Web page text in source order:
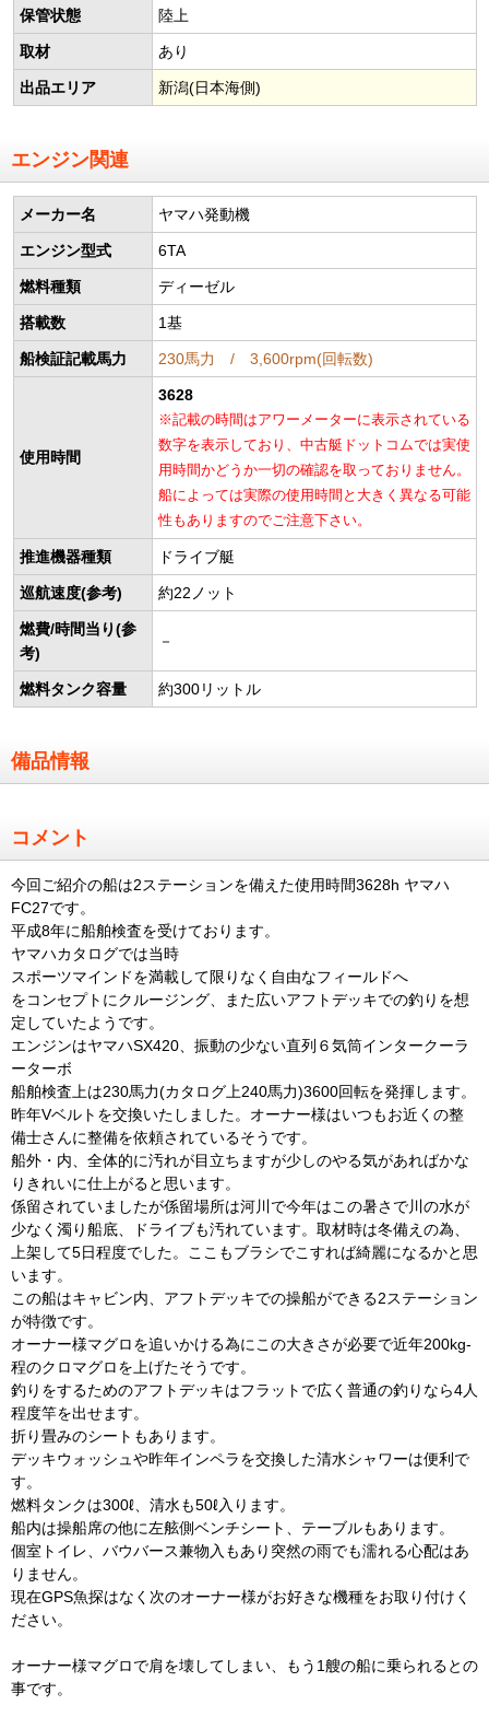
保管状態 陸上
取材 あり
出品エリア 新潟(日本海側)
エンジン関連
メーカー名 ヤマハ発動機
エンジン型式 6TA
燃料種類 ディーゼル
搭載数 1基
船検証記載馬力 230馬力 / 3,600rpm(回転数)
使用時間
3628
※記載の時間はアワーメーターに表示されている
数字を表示しており、中古艇ドットコムでは実使
用時間かどうか一切の確認を取っておりません。
船によっては実際の使用時間と大きく異なる可能
性もありますのでご注意下さい。
推進機器種類 ドライブ艇
巡航速度(参考) 約22ノット
燃費/時間当り(参
考)
－
燃料タンク容量 約300リットル
備品情報
コメント
今回ご紹介の船は2ステーションを備えた使用時間3628h ヤマハ
FC27です。
平成8年に船舶検査を受けております。
ヤマハカタログでは当時
スポーツマインドを満載して限りなく自由なフィールドへ
をコンセプトにクルージング、また広いアフトデッキでの釣りを想
定していたようです。
エンジンはヤマハSX420、振動の少ない直列６気筒インタークーラ
ーターボ
船舶検査上は230馬力(カタログ上240馬力)3600回転を発揮します。
昨年Vベルトを交換いたしました。オーナー様はいつもお近くの整
備士さんに整備を依頼されているそうです。
船外・内、全体的に汚れが目立ちますが少しのやる気があればかな
りきれいに仕上がると思います。
係留されていましたが係留場所は河川で今年はこの暑さで川の水が
少なく濁り船底、ドライブも汚れています。取材時は冬備えの為、
上架して5日程度でした。ここもブラシでこすれば綺麗になるかと思
います。
この船はキャビン内、アフトデッキでの操船ができる2ステーション
が特徴です。
オーナー様マグロを追いかける為にこの大きさが必要で近年200kg-
程のクロマグロを上げたそうです。
釣りをするためのアフトデッキはフラットで広く普通の釣りなら4人
程度竿を出せます。
折り畳みのシートもあります。
デッキウォッシュや昨年インペラを交換した清水シャワーは便利で
す。
燃料タンクは300ℓ、清水も50ℓ入ります。
船内は操船席の他に左舷側ベンチシート、テーブルもあります。
個室トイレ、バウバース兼物入もあり突然の雨でも濡れる心配はあ
りません。
現在GPS魚探はなく次のオーナー様がお好きな機種をお取り付けく
ださい。
オーナー様マグロで肩を壊してしまい、もう1艘の船に乗られるとの
事です。